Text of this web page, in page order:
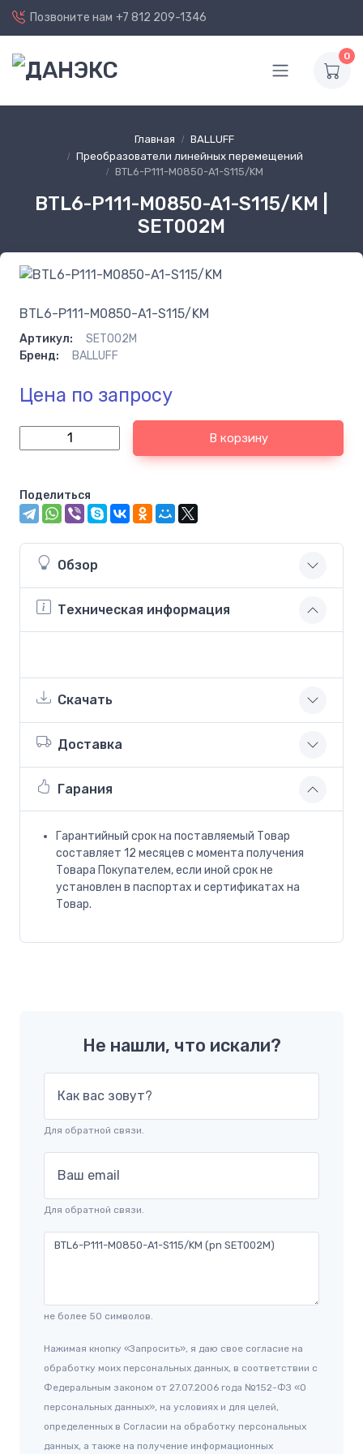
Позвоните нам +7 812 209-1346
0
Главная
BALLUFF
Преобразователи линейных перемещений
BTL6-P111-M0850-A1-S115/KM
BTL6-P111-M0850-A1-S115/KM |
SET002M
BTL6-P111-M0850-A1-S115/KM
Артикул:
SET002M
Бренд:
BALLUFF
Цена по запросу
В корзину
Поделиться
Обзор
Техническая информация
Скачать
Доставка
Гарания
Гарантийный срок на поставляемый Товар
составляет 12 месяцев с момента получения
Товара Покупателем, если иной срок не
установлен в паспортах и сертификатах на
Товар.
Не нашли, что искали?
Как вас зовут?
Для обратной связи.
Ваш email
Для обратной связи.
не более 50 символов.
Нажимая кнопку «Запросить», я даю свое согласие на
обработку моих персональных данных, в соответствии с
Федеральным законом от 27.07.2006 года №152-ФЗ «О
персональных данных», на условиях и для целей,
определенных в Согласии на обработку персональных
данных, а также на получение информационных